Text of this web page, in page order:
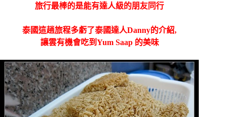
旅行最棒的是能有達人級的朋友同行
泰國這趟旅程多虧了泰國達人Danny的介紹,
讓雲有機會吃到Yum Saap 的美味